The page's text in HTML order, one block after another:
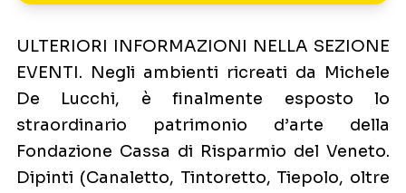
ULTERIORI INFORMAZIONI NELLA SEZIONE
EVENTI. Negli ambienti ricreati da Michele
De Lucchi, è finalmente esposto lo
straordinario patrimonio d’arte della
Fondazione Cassa di Risparmio del Veneto.
Dipinti (Canaletto, Tintoretto, Tiepolo, oltre